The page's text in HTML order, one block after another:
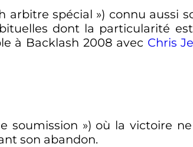
arbitre spécial ») connu aussi
dont la particularité
à Backlash 2008 avec Chris
soumission ») où la victoire
son abandon.